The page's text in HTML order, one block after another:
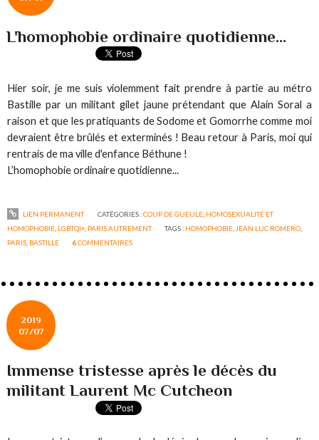
L'homophobie ordinaire quotidienne...
Hier soir, je me suis violemment fait prendre à partie au métro
Bastille par un militant gilet jaune prétendant que Alain Soral a
raison et que les pratiquants de Sodome et Gomorrhe comme moi
devraient être brûlés et exterminés ! Beau retour à Paris, moi qui
rentrais de ma ville d'enfance Béthune !
L’homophobie ordinaire quotidienne...
LIEN PERMANENT CATÉGORIES :COUP DE GUEULE, HOMOSEXUALITÉ ET
HOMOPHOBIE, LGBTQI+, PARIS AUTREMENT TAGS : HOMOPHOBIE,JEAN LUC ROMERO,
PARIS, BASTILLE 6COMMENTAIRES
2019
07/07
Immense tristesse après le décès du
militant Laurent Mc Cutcheon